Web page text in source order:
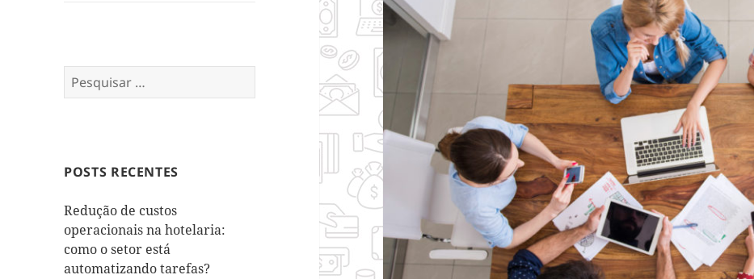
Pesquisar
por:
POSTS RECENTES
Redução de custos
operacionais na hotelaria:
como o setor está
automatizando tarefas?